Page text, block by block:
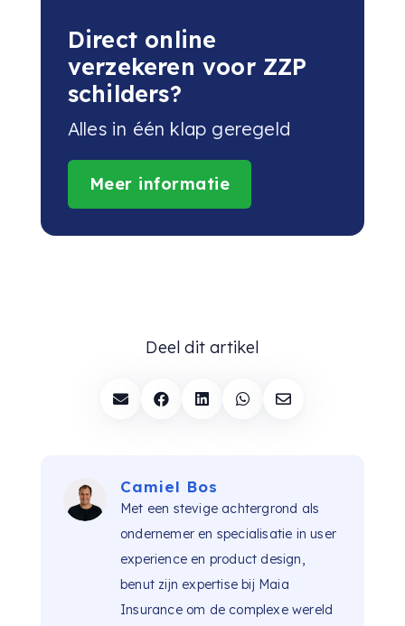
Direct online
verzekeren voor ZZP
schilders?
Alles in één klap geregeld
Meer informatie
Deel dit artikel
    
Camiel Bos
Met een stevige achtergrond als
ondernemer en specialisatie in user
experience en product design,
benut zijn expertise bij Maia
Insurance om de complexe wereld